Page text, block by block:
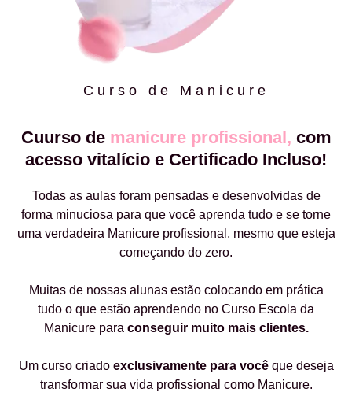
Curso de Manicure
Cuurso de manicure profissional, com
acesso vitalício e Certificado Incluso!
Todas as aulas foram pensadas e desenvolvidas de
forma minuciosa para que você aprenda tudo e se torne
uma verdadeira Manicure profissional, mesmo que esteja
começando do zero.
Muitas de nossas alunas estão colocando em prática
tudo o que estão aprendendo no Curso Escola da
Manicure para conseguir muito mais clientes.
Um curso criado exclusivamente para vocêque deseja
transformar sua vida profissional como Manicure.